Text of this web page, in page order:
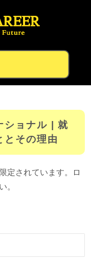
専門キャリアナビ
ショナル | 就
とその理由
定されています。ロ
。